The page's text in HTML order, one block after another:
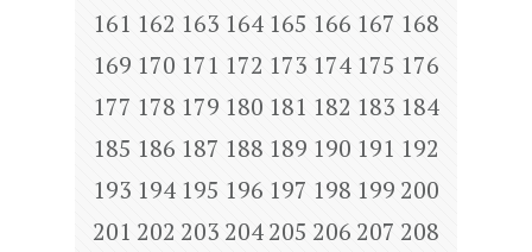
161 162 163 164 165 166 167 168
169 170 171 172 173 174 175 176
177 178 179 180 181 182 183 184
185 186 187 188 189 190 191 192
193 194 195 196 197 198 199 200
201 202 203 204205 206 207 208